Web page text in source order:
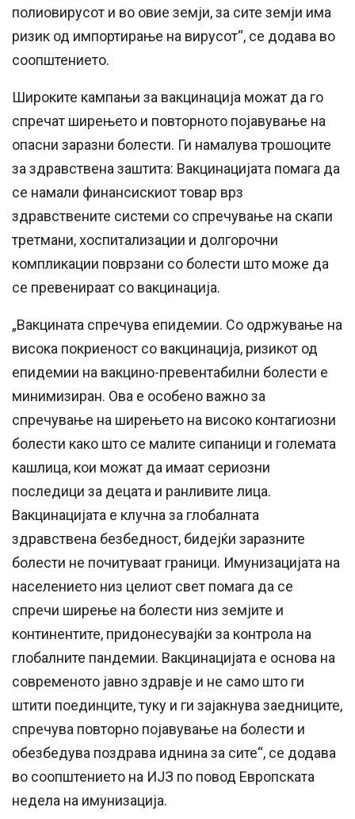
полиовирусот и во овие земји, за сите земји има
ризик од импортирање на вирусот“, се додава во
соопштението.
Широките кампањи за вакцинација можат да го
спречат ширењето и повторното појавување на
опасни заразни болести. Ги намалува трошоците
за здравствена заштита: Вакцинацијата помага да
се намали финансискиот товар врз
здравствените системи со спречување на скапи
третмани, хоспитализации и долгорочни
компликации поврзани со болести што може да
се превенираат со вакцинација.
„Вакцината спречува епидемии. Со одржување на
висока покриеност со вакцинација, ризикот од
епидемии на вакцино-превентабилни болести е
минимизиран. Ова е особено важно за
спречување на ширењето на високо контагиозни
болести како што се малите сипаници и големата
кашлица, кои можат да имаат сериозни
последици за децата и ранливите лица.
Вакцинацијата е клучна за глобалната
здравствена безбедност, бидејќи заразните
болести не почитуваат граници. Имунизацијата на
населението низ целиот свет помага да се
спречи ширење на болести низ земјите и
континентите, придонесувајќи за контрола на
глобалните пандемии. Вакцинацијата е основа на
современото јавно здравје и не само што ги
штити поединците, туку и ги зајакнува заедниците,
спречува повторно појавување на болести и
обезбедува поздрава иднина за сите“, се додава
во соопштението на ИЈЗ по повод Европската
недела на имунизација.